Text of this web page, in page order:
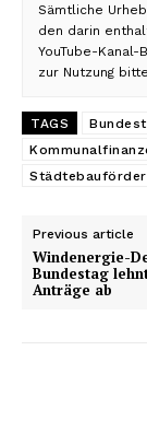
Sämtliche
den darin
YouTube-
zur Nutzung
TAGS
Previous article
Windenergie-
Bundestag
Anträge ab